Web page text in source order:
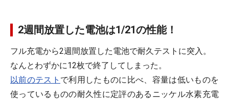
2週間放置した電池は1/21の性能！
フル充電から2週間放置した電池で耐久テストに突入。
なんとわずかに12枚で終了してしまった。
以前のテスト で利用したものに比べ、容量は低いものを
使っているものの耐久性に定評のあるニッケル水素充電